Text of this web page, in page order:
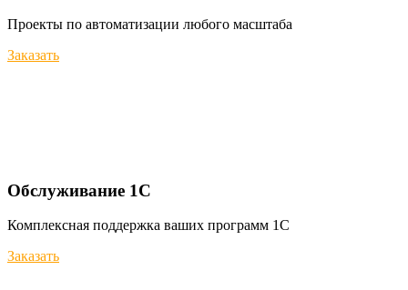
Проекты по автоматизации любого масштаба
Заказать
Обслуживание 1С
Комплексная поддержка ваших программ 1С
Заказать